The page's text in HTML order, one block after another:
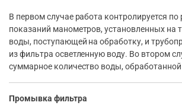
В первом случае работа контролируется по
показаний манометров, установленных на
воды, поступающей на обработку, и
из фильтра осветленную воду. Во втором
суммарное количество воды,
Промывка фильтра